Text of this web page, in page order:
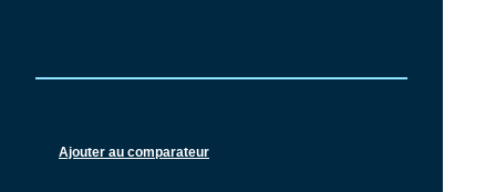
Ajouter au comparateur